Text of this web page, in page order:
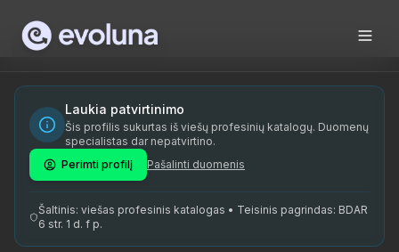
Laukia patvirtinimo
Šis profilis sukurtas iš viešų profesinių katalogų. Duomenų
specialistas dar nepatvirtino.
Perimti profilį
Pašalinti duomenis
Šaltinis: viešas profesinis katalogas • Teisinis pagrindas: BDAR
6 str. 1 d. f p.